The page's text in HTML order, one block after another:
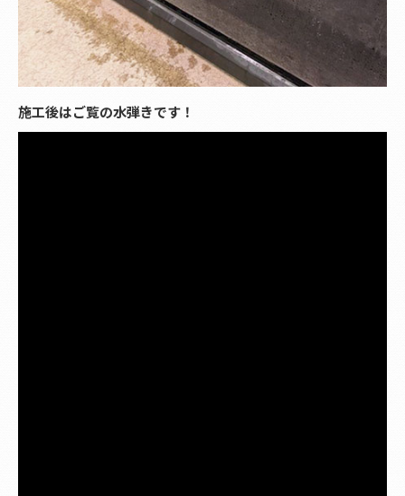
施工後はご覧の水弾きです！